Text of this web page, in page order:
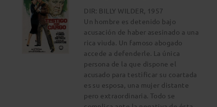
DIR: BILLY WILDER, 1957
Un hombre es detenido bajo
acusación de haber asesinado a una
rica viuda. Un famoso abogado
accede a defenderle. La única
persona de la que dispone el
acusado para testificar su coartada
es su esposa, una mujer distante
pero extraordinaria. Todo se